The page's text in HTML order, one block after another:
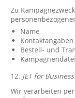
Zu
Name
Kontaktangaben
Bestell- und
12. JET for Business
Wir verarbeiten